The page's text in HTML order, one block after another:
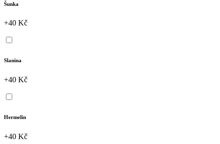
Šunka
+40 Kč
Slanina
+40 Kč
Hermelín
+40 Kč